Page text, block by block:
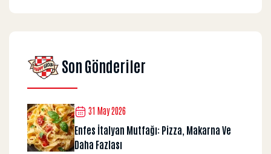
Son Gönderiler
31 May 2026
Enfes İtalyan Mutfağı: Pizza, Makarna Ve
Daha Fazlası